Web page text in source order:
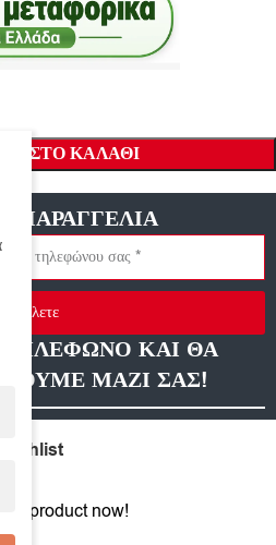
ΣΤΟ ΚΑΛΆΘΙ
ΠΑΡΑΓΓΕΛΙΑ
Στείλετε
ΤΗΛΕΦΩΝΟ ΚΑΙ ΘΑ
ΜΑΖΙ ΣΑΣ!
wishlist
product now!